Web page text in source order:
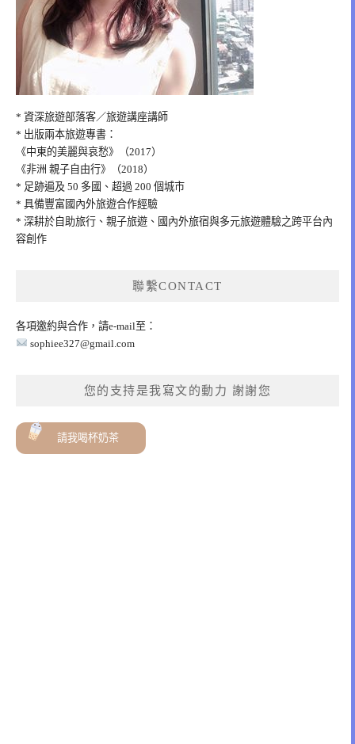
* 資深旅遊部落客／旅遊講座講師
* 出版兩本旅遊專書：
《中東的美麗與哀愁》（2017）
《非洲 親子自由行》（2018）
* 足跡遍及 50 多國、超過 200 個城市
* 具備豐富國內外旅遊合作經驗
* 深耕於自助旅行、親子旅遊、國內外旅宿與多元旅遊體驗之跨平台內
容創作
聯繫CONTACT
各項邀約與合作，請e-mail至：
sophiee327@gmail.com
您的支持是我寫文的動力 謝謝您
請我喝杯奶茶